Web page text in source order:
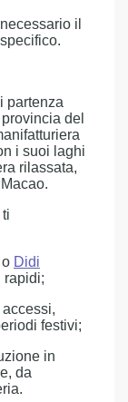
il
partenza
del
i suoi laghi
rilassata,
Didi
rapidi;
festivi;
in
da